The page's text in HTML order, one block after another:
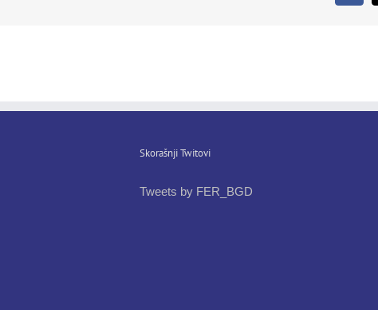
Skorašnji Twitovi
Tweets by FER_BGD